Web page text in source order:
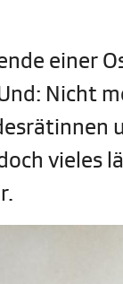
einer
Nicht
vieles